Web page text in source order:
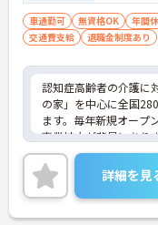
車通勤可 無資格OK 年間
交通費支給
退職金制度あり
認知症高齢者の介護に
の家」を中心に全国
ます。毎年新規オープ
事業拡大が背景にあり
介護支援専門員、タク
のサポートあり！現場
に、教育・研修・採用
ライアンスを推進する
含めた柔軟かつ強固な
詳細を見